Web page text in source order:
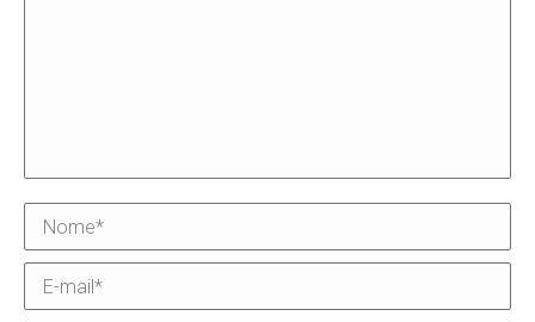
Nome *
E-mail *